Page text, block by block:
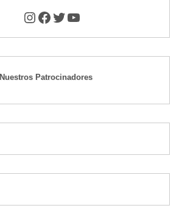
Instagram
Facebook
Twitter
YouTube
Nuestros Patrocinadores